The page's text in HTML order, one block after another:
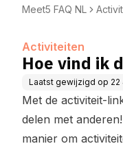
Meet5 FAQ NL
Activiteiten
Hoe vind ik
Laatst gewijzigd op 22
Met de activiteit-
delen met
manier om